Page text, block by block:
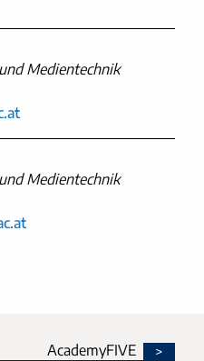
Medientechnik
Medientechnik
AcademyFIVE